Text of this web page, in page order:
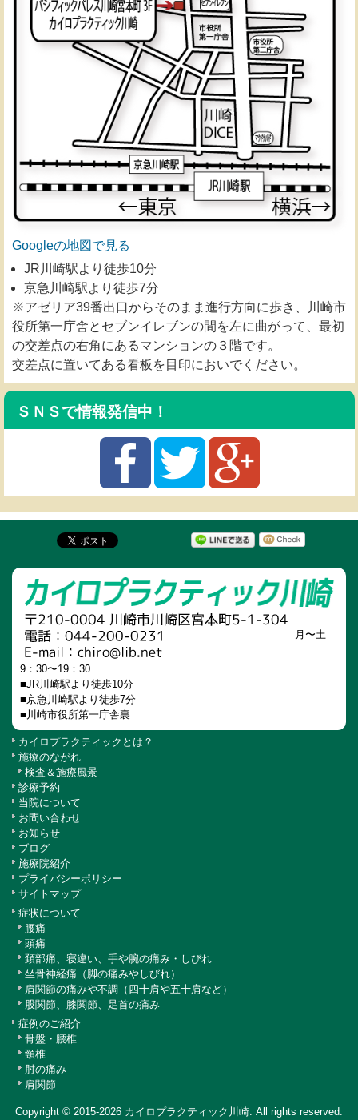
Googleの地図で見る
JR川崎駅より徒歩10分
京急川崎駅より徒歩7分
※アゼリア39番出口からそのまま進行方向に歩き、川崎市
役所第一庁舎とセブンイレブンの間を左に曲がって、最初
の交差点の右角にあるマンションの３階です。
交差点に置いてある看板を目印においでください。
ＳＮＳで情報発信中！
月〜土
9：30〜19：30
■JR川崎駅より徒歩10分
■京急川崎駅より徒歩7分
■川崎市役所第一庁舎裏
カイロプラクティックとは？
施療のながれ
検査＆施療風景
診療予約
当院について
お問い合わせ
お知らせ
ブログ
施療院紹介
プライバシーポリシー
サイトマップ
症状について
腰痛
頭痛
頚部痛、寝違い、手や腕の痛み・しびれ
坐骨神経痛（脚の痛みやしびれ）
肩関節の痛みや不調（四十肩や五十肩など）
股関節、膝関節、足首の痛み
症例のご紹介
骨盤・腰椎
頸椎
肘の痛み
肩関節
Copyright © 2015-2026 カイロプラクティック川崎. All rights reserved.